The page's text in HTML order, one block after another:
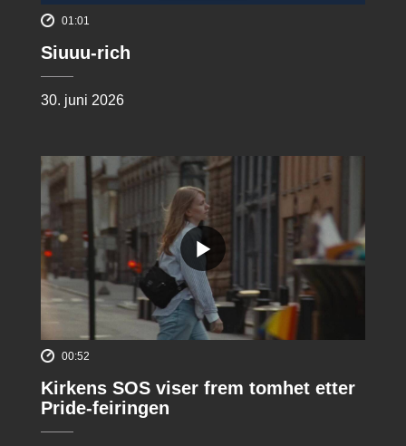
01:01
Siuuu-rich
30. juni 2026
00:52
Kirkens SOS viser frem tomhet etter
Pride-feiringen